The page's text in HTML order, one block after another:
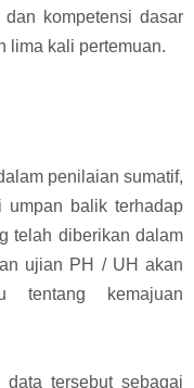
kompetensi dasar
lima kali pertemuan.
penilaian sumatif,
umpan balik terhadap
telah diberikan dalam
ujian PH / UH akan
tentang kemajuan
data tersebut sebagai